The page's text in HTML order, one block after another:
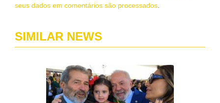
seus dados em comentários são processados
SIMILAR NEWS